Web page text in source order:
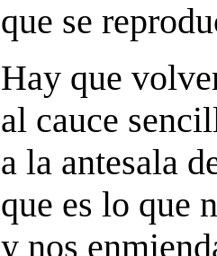
que se
Hay que
al cauce
a la antesala
que es lo que
y nos